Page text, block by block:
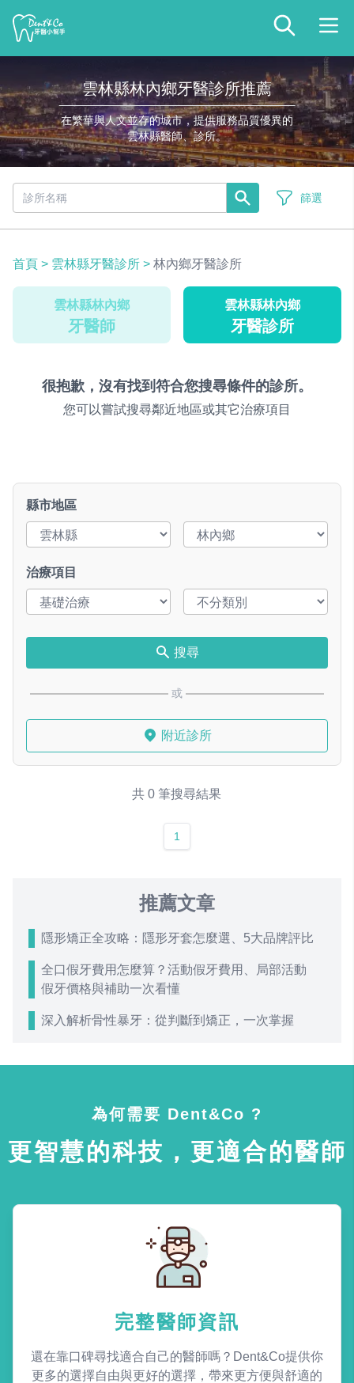
雲林縣林內鄉牙醫診所推薦
在繁華與人文並存的城市，提供服務品質優異的
雲林縣醫師、診所。
篩選
首頁 > 雲林縣牙醫診所 > 林內鄉牙醫診所
雲林縣林內鄉
牙醫師
雲林縣林內鄉
牙醫診所
很抱歉，沒有找到符合您搜尋條件的診所。
您可以嘗試搜尋鄰近地區或其它治療項目
縣市地區
治療項目
搜尋
或
附近診所
共 0 筆搜尋結果
1
推薦文章
隱形矯正全攻略：隱形牙套怎麼選、5大品牌評比
全口假牙費用怎麼算？活動假牙費用、局部活動
假牙價格與補助一次看懂
深入解析骨性暴牙：從判斷到矯正，一次掌握
為何需要 Dent&Co ?
更智慧的科技，更適合的醫師
完整醫師資訊
還在靠口碑尋找適合自己的醫師嗎？Dent&Co提供你
更多的選擇自由與更好的選擇，帶來更方便與舒適的